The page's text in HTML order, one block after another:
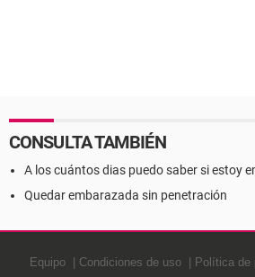
CONSULTA TAMBIÉN
A los cuántos dias puedo saber si estoy
Quedar embarazada sin penetración
Equipo Condiciones de uso Política de